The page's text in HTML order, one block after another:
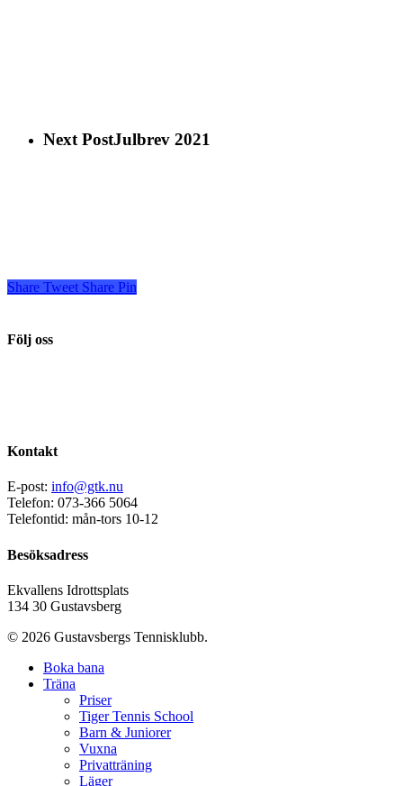
Next PostJulbrev 2021
Share Tweet Share Pin
Följ oss
Kontakt
E-post: info@gtk.nu
Telefon: 073-366 5064
Telefontid: mån-tors 10-12
Besöksadress
Ekvallens Idrottsplats
134 30 Gustavsberg
© 2026 Gustavsbergs Tennisklubb.
Boka bana
Träna
Priser
Tiger Tennis School
Barn & Juniorer
Vuxna
Privatträning
Läger